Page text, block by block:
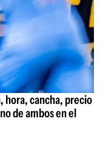
hora, cancha, precio
de ambos en el